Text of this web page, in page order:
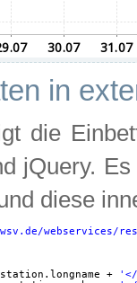
in
die
jQuery.
diese
webservices/
+